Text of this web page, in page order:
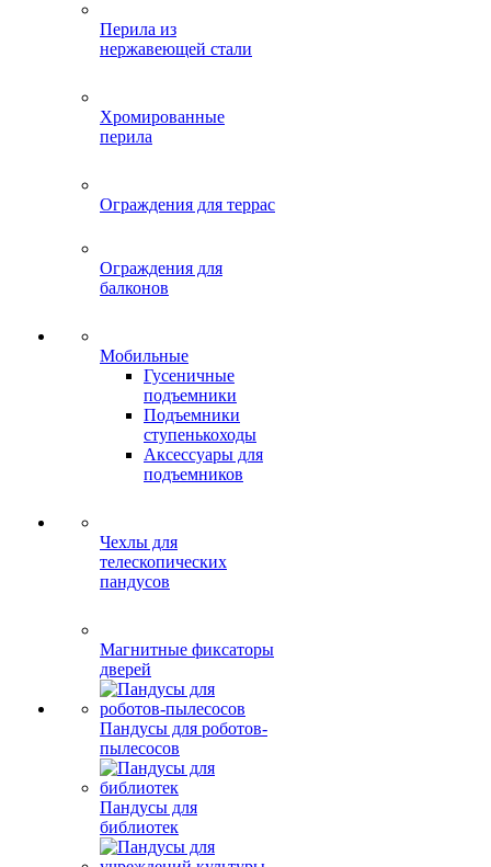
Перила из
нержавеющей стали
Хромированные
перила
Ограждения для террас
Ограждения для
балконов
Мобильные
Гусеничные
подъемники
Подъемники
ступенькоходы
Аксессуары для
подъемников
Чехлы для
телескопических
пандусов
Магнитные фиксаторы
дверей
Пандусы для роботов-
пылесосов
Пандусы для
библиотек